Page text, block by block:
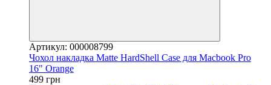
Артикул: 000008799
Чохол накладка Matte HardShell Case для Macbook Pro
16" Orange
499 грн